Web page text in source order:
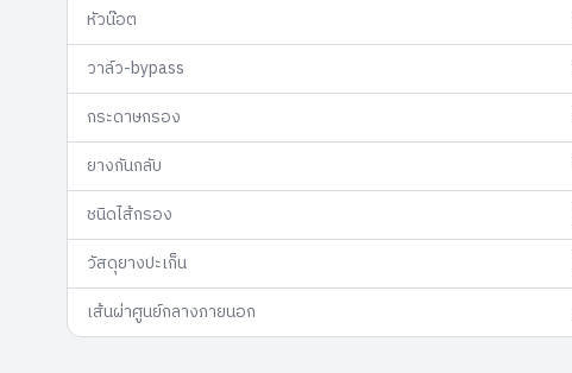
หัวน๊อต
วาล์ว-bypass
กระดาษกรอง
ยางกันกลับ
ชนิดไส้กรอง
วัสดุยางปะเก็น
เส้นผ่าศูนย์กลางภายนอก